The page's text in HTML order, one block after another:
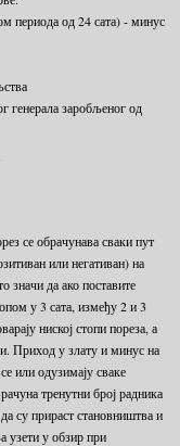
периода од 24 сата) - минус
генерала заробљеног од
се обрачунава сваки пут
или негативан) на
значи да ако поставите
у 3 сата, између 2 и 3
ниској стопи пореза, а
Приход у злату и минус на
или одузимају сваке
тренутни број радника
су прираст становништва и
узети у обзир при